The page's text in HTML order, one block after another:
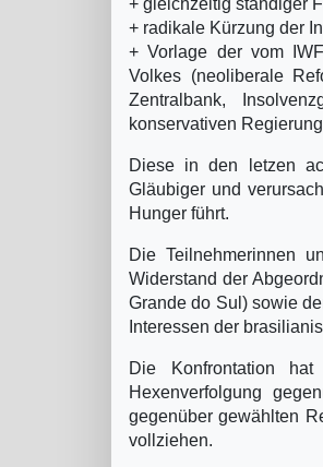
+ radikale Kürzung der
+ Vorlage der vom
Volkes (neoliberale
Zentralbank,
konservativen
Diese in den letzen
Gläubiger und
Hunger führt.
Die Teilnehmerinnen
Widerstand der
Grande do Sul) sowie
Interessen der
Die Konfrontation
Hexenverfolgung
gegenüber gewählten
vollziehen.